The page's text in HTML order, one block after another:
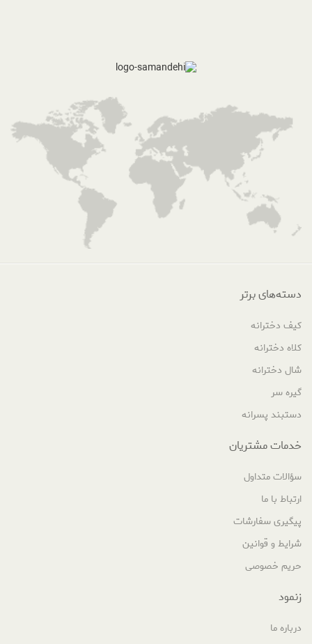
دسته‌های برتر
کیف دخترانه
کلاه دخترانه
شال دخترانه
گیره سر
دستبند پسرانه
خدمات مشتریان
سؤالات متداول
ارتباط با ما
پیگیری سفارشات
شرایط و قوانین
حریم خصوصی
زنمود
درباره ما